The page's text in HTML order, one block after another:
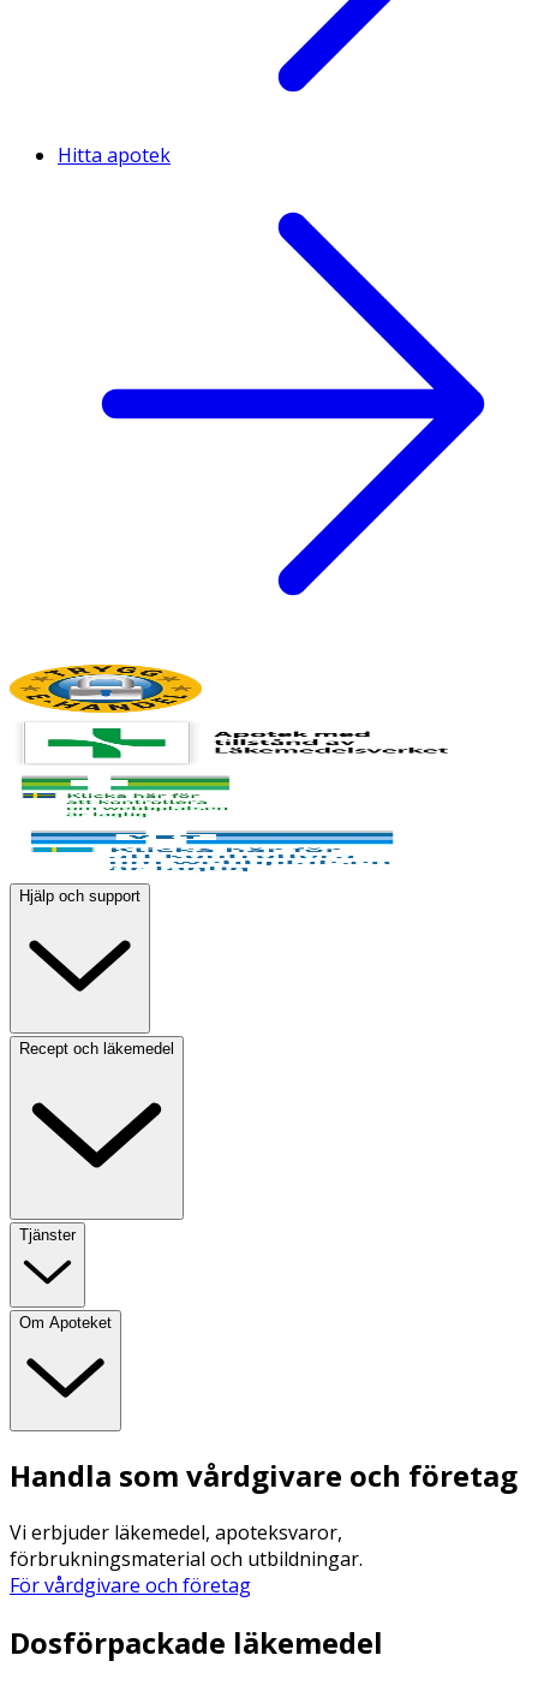
Hitta apotek
Hjälp och support
Recept och läkemedel
Tjänster
Om Apoteket
Handla som vårdgivare och företag
Vi erbjuder läkemedel, apoteksvaror,
förbrukningsmaterial och utbildningar.
För vårdgivare och företag
Dosförpackade läkemedel